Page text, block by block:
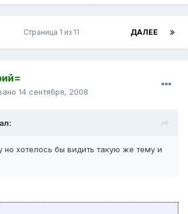
ДАЛЕЕ
Страница 1 из 11
14 сентября, 2008
но хотелось бы видить такую же тему и